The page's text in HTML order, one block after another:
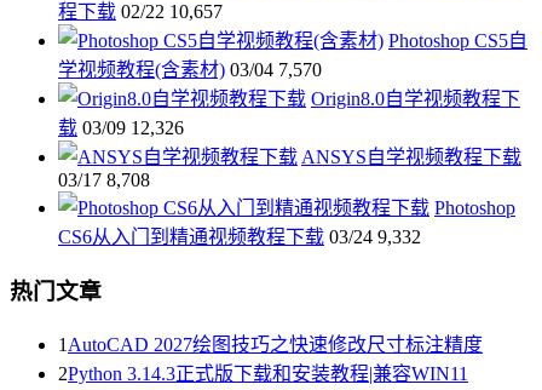
程下载 02/22 10,657
Photoshop CS5自
学视频教程(含素材) 03/04 7,570
Origin8.0自学视频教程下
载 03/09 12,326
ANSYS自学视频教程下载
03/17 8,708
Photoshop
CS6从入门到精通视频教程下载 03/24 9,332
热门文章
1 AutoCAD 2027绘图技巧之快速修改尺寸标注精度
2Python 3.14.3正式版下载和安装教程|兼容WIN11